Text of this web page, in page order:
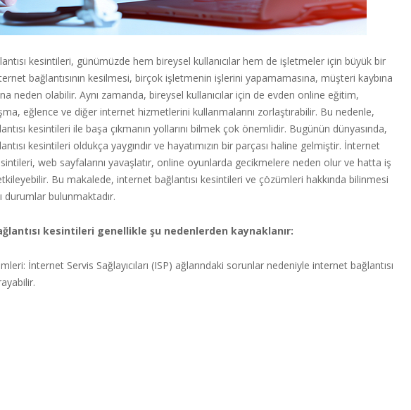
kesintileri, günümüzde hem bireysel kullanıcılar hem de işletmeler için büyük bir
bağlantısının kesilmesi, birçok işletmenin işlerini yapamamasına, müşteri kaybına
neden olabilir. Aynı zamanda, bireysel kullanıcılar için de evden online eğitim,
eğlence ve diğer internet hizmetlerini kullanmalarını zorlaştırabilir. Bu nedenle,
kesintileri ile başa çıkmanın yollarını bilmek çok önemlidir. Bugünün dünyasında,
kesintileri oldukça yaygındır ve hayatımızın bir parçası haline gelmiştir. İnternet
web sayfalarını yavaşlatır, online oyunlarda gecikmelere neden olur ve hatta iş
Bu makalede, internet bağlantısı kesintileri ve çözümleri hakkında bilinmesi
durumlar bulunmaktadır.
kesintileri genellikle şu nedenlerden kaynaklanır:
İnternet Servis Sağlayıcıları (ISP) ağlarındaki sorunlar nedeniyle internet bağlantısı